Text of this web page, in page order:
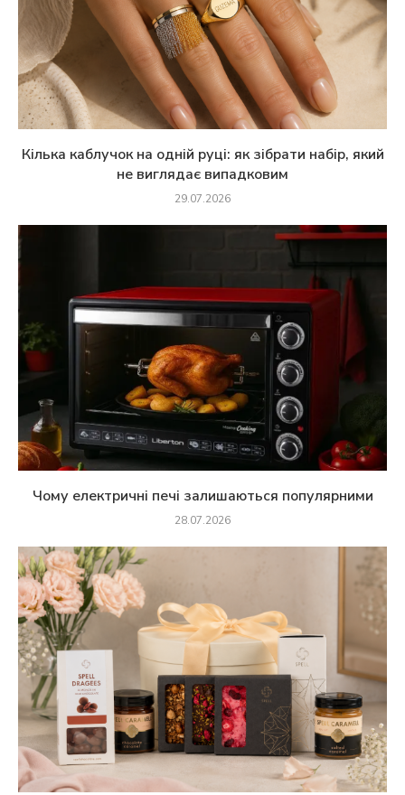
Кілька каблучок на одній руці: як зібрати набір, який
не виглядає випадковим
29.07.2026
Чому електричні печі залишаються популярними
28.07.2026